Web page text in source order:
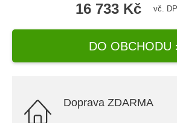
16 733 Kč vč.
DO OBCHODU
Doprava ZDARMA